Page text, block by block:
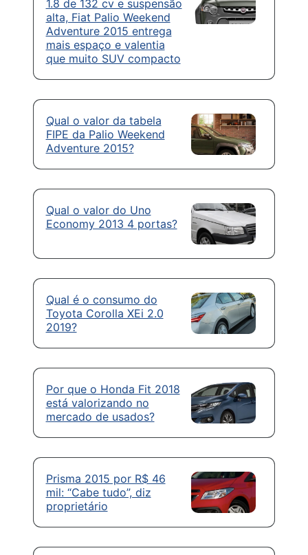
1.8 de 132 cv e suspensão
alta, Fiat Palio Weekend
Adventure 2015 entrega
mais espaço e valentia
que muito SUV compacto
Qual o valor da tabela
FIPE da Palio Weekend
Adventure 2015?
Qual o valor do Uno
Economy 2013 4 portas?
Qual é o consumo do
Toyota Corolla XEi 2.0
2019?
Por que o Honda Fit 2018
está valorizando no
mercado de usados?
Prisma 2015 por R$ 46
mil: “Cabe tudo”, diz
proprietário